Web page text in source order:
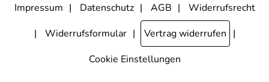
Impressum Datenschutz AGB
Widerrufsrecht
Widerrufsformular
Vertrag widerrufen
Cookie Einstellungen